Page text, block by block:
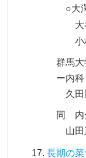
○大
小
群馬
ー内科
久
同 内
山
長期の